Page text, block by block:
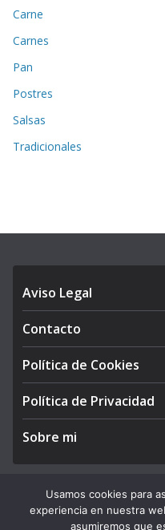
Carne
Carnes
Pan
Postres
Salsas
Tradicionales
Aviso Legal
Contacto
Política de Cookies
Política de Privacidad
Sobre mi
Copyright © 2026
Usamos cookies para
experiencia en nuestra
asumiremos que